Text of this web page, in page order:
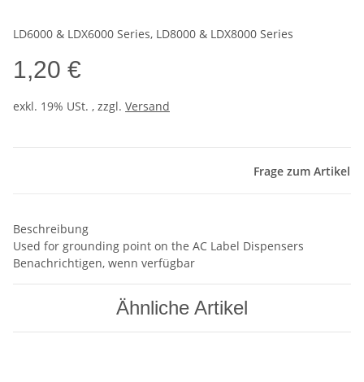
LD6000 & LDX6000 Series, LD8000 & LDX8000 Series
1,20 €
exkl. 19% USt. , zzgl. Versand
Frage zum Artikel
Beschreibung
Used for grounding point on the AC Label Dispensers
Benachrichtigen, wenn verfügbar
Ähnliche Artikel